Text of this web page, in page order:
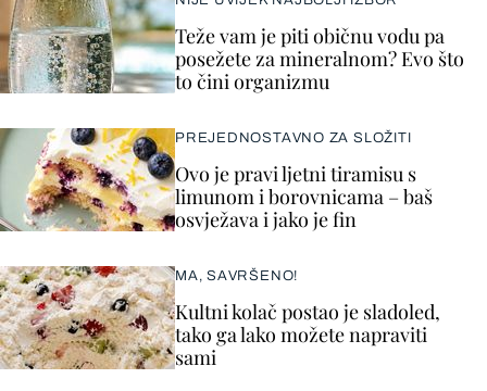
Teže vam je piti običnu vodu pa
posežete za mineralnom? Evo što
to čini organizmu
PREJEDNOSTAVNO ZA SLOŽITI
Ovo je pravi ljetni tiramisu s
limunom i borovnicama – baš
osvježava i jako je fin
MA, SAVRŠENO!
Kultni kolač postao je sladoled,
tako ga lako možete napraviti
sami